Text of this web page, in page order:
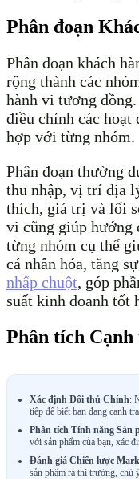
Phân đoạn
Phân đoạn khách
rộng thành các
hành vi tương
điều chỉnh các hoạt
hợp với từng nhóm.
Phân đoạn thường
thu nhập, vị trí địa
thích, giá trị và lối
vi cũng giúp hướng
từng nhóm cụ thể
cá nhân hóa, tăng
nhấp chuột, góp
suất kinh doanh tốt
Phân tích
Xác định Đối thủ Chính:
tiếp để biết bạn đang cạnh
Phân tích Tính năng Sản
với sản phẩm của bạn, xác
Đánh giá Chiến lược
sản phẩm ra thị trường, chú